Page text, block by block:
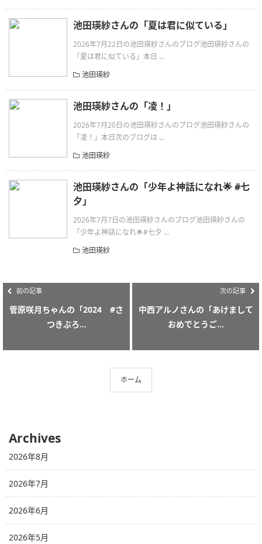
池田瑛紗さんの「夏は君に似ている」
2026年7月22日の池田瑛紗さんのブログ池田瑛紗さんの
「夏は君に似ている」本日 ...
池田瑛紗
池田瑛紗さんの「凌！」
2026年7月20日の池田瑛紗さんのブログ池田瑛紗さんの
「凌！」本日次のブログは ...
池田瑛紗
池田瑛紗さんの「少年よ神話になれ🌟 #七
夕」
2026年7月7日の池田瑛紗さんのブログ池田瑛紗さんの
「少年よ神話になれ🌟#七夕 ...
池田瑛紗
前の記事
菅原咲月ちゃんの「2024 #さ
つきぶろ...
次の記事
中西アルノさんの「あけまして
おめでとうご...
ホーム
Archives
2026年8月
2026年7月
2026年6月
2026年5月